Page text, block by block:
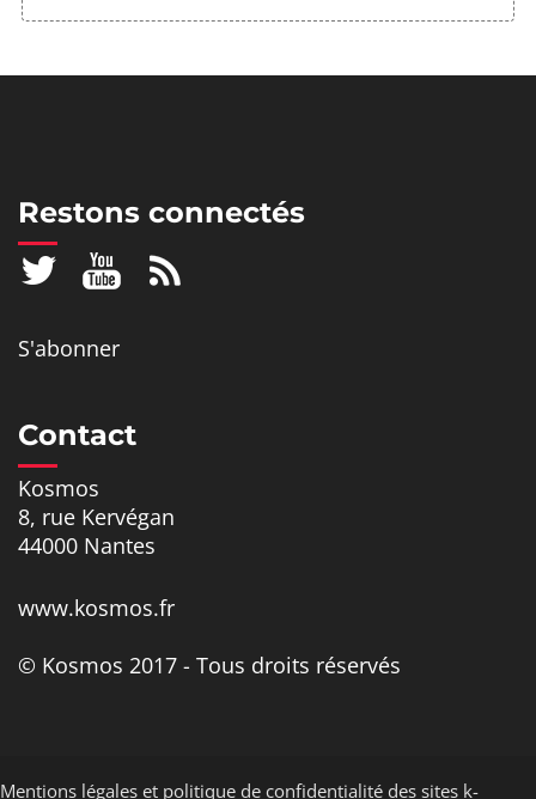
Restons connectés
S'abonner
Contact
Kosmos
8, rue Kervégan
44000 Nantes
www.kosmos.fr
© Kosmos 2017 - Tous droits réservés
Mentions légales et politique de confidentialité des sites k-